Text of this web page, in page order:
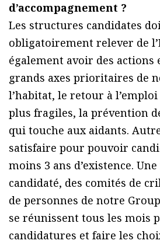
d’accompagnement ?
Les structures candidates
obligatoirement relever de
également avoir des actions
grands axes prioritaires de
l’habitat, le retour à
plus fragiles, la prévention
qui touche aux aidants.
satisfaire pour pouvoir
moins 3 ans d’existence.
candidaté, des comités de
de personnes de notre
se réunissent tous les mois
candidatures et faire les